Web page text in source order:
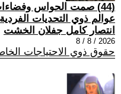
(44) صمت الحواس
عوالم ذوي التحديات
انتصار كامل جفلان الخشت
2026 / 8 / 8
حقوق ذوي الاحتياجات